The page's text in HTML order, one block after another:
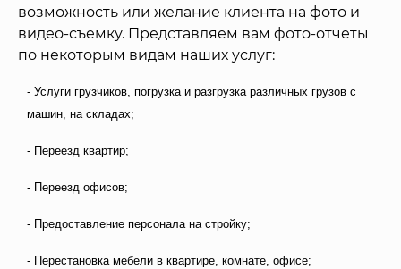
возможность или желание клиента на фото и
видео-съемку. Представляем вам фото-отчеты
по некоторым видам наших услуг:
- Услуги грузчиков, погрузка и разгрузка различных грузов с
машин, на складах;
- Переезд квартир;
- Переезд офисов;
- Предоставление персонала на стройку;
- Перестановка мебели в квартире, комнате, офисе;